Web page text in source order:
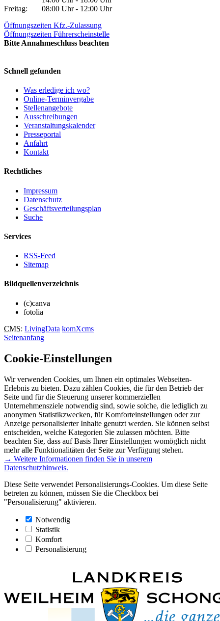
Freitag:
08:00 Uhr - 12:00 Uhr
Öffnungszeiten Kfz.-Zulassung
Öffnungszeiten Führerscheinstelle
Bitte Annahmeschluss beachten
Schnell gefunden
Was erledige ich wo?
Online-Terminvergabe
Stellenangebote
Ausschreibungen
Veranstaltungskalender
Presseportal
Anfahrt
Kontakt
Rechtliches
Impressum
Datenschutz
Geschäftsverteilungsplan
Suche
Services
RSS-Feed
Sitemap
Bildquellenverzeichnis
(c)canva
fotolia
CMS: LivingData komXcms
Seitenanfang
Cookie-Einstellungen
Wir verwenden Cookies, um Ihnen ein optimales Webseiten-
Erlebnis zu bieten. Dazu zählen Cookies, die für den Betrieb der
Seite und für die Steuerung unserer kommerziellen
Unternehmensziele notwendig sind, sowie solche, die lediglich zu
anonymen Statistikzwecken, für Komforteinstellungen oder zur
Anzeige personalisierter Inhalte genutzt werden. Sie können selbst
entscheiden, welche Kategorien Sie zulassen möchten. Bitte
beachten Sie, dass auf Basis Ihrer Einstellungen womöglich nicht
mehr alle Funktionalitäten der Seite zur Verfügung stehen.
→ Weitere Informationen finden Sie in unserem
Datenschutzhinweis.
Diese Seite verwendet Personalisierungs-Cookies. Um diese Seite
betreten zu können, müssen Sie die Checkbox bei
"Personalisierung" aktivieren.
Notwendig
Statistik
Komfort
Personalisierung